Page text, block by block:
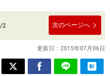
/2 次のページへ
更新日： 2015年07月06日